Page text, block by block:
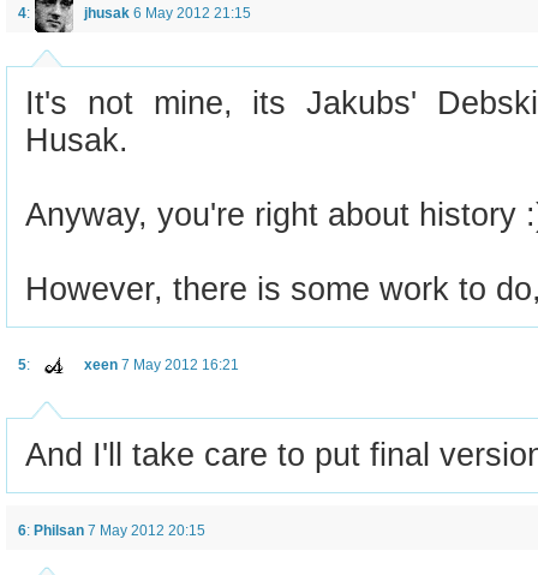
4: jhusak 6 May 2012 21:15
It's not mine, its Jakubs'
Husak.
Anyway, you're right about history
However, there is some work to
5: xeen 7 May 2012 16:21
And I'll take care to put final
6: Philsan 7 May 2012 20:15